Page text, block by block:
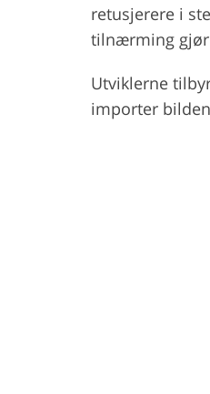
retusjerere i
tilnærming gjør
Utviklerne
importer